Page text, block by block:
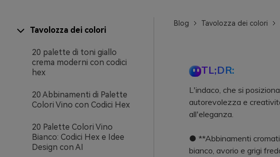
Tavolozza dei colori
20 palette di toni giallo
crema moderni con codici
hex
20 Abbinamenti di Palette
Colori Vino con Codici Hex
20 Palette Colori Vino
Bianco: Codici Hex e Idee
Design con AI
Blog Tavolozza dei colori
TL;DR:
L'indaco, che si
autorevolezza e
all'eleganza.
● **Abbinamenti
bianco, avorio e grigi